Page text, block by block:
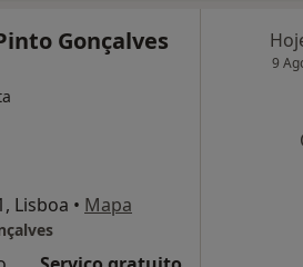
Gonçalves
Lisboa • Mapa
9